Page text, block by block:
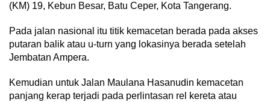
(KM) 19, Kebun Besar, Batu Ceper, Kota Tangerang.
Pada jalan nasional itu titik kemacetan berada pada akses
putaran balik atau u-turn yang lokasinya berada setelah
Jembatan Ampera.
Kemudian untuk Jalan Maulana Hasanudin kemacetan
panjang kerap terjadi pada perlintasan rel kereta atau